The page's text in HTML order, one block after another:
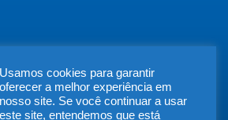
Usamos cookies para garantir
oferecer a melhor experiência em
nosso site. Se você continuar a usar
este site, entendemos que está